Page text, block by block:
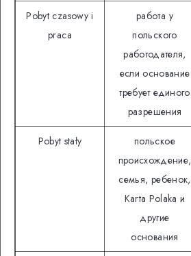
Pobyt czasowy i
praca
работа у
польского
работодателя,
если основание
требует единого
разрешения
Pobyt stały
польское
происхождение,
семья, ребенок,
Кarta Polaka и
другие
основания